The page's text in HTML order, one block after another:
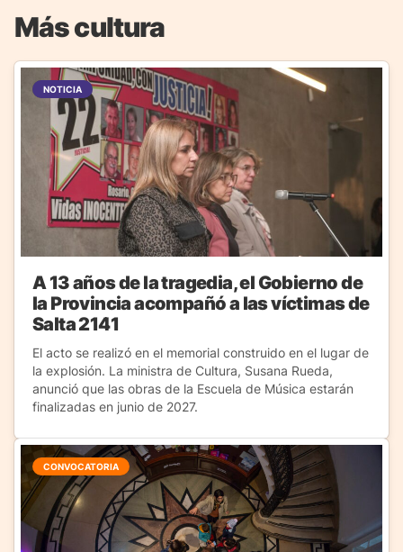
Más cultura
NOTICIA
A 13 años de la tragedia, el Gobierno de
la Provincia acompañó a las víctimas de
Salta 2141
El acto se realizó en el memorial construido en el lugar de
la explosión. La ministra de Cultura, Susana Rueda,
anunció que las obras de la Escuela de Música estarán
finalizadas en junio de 2027.
CONVOCATORIA